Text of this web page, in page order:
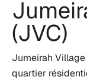
(JVC)
Jumeirah
quartier